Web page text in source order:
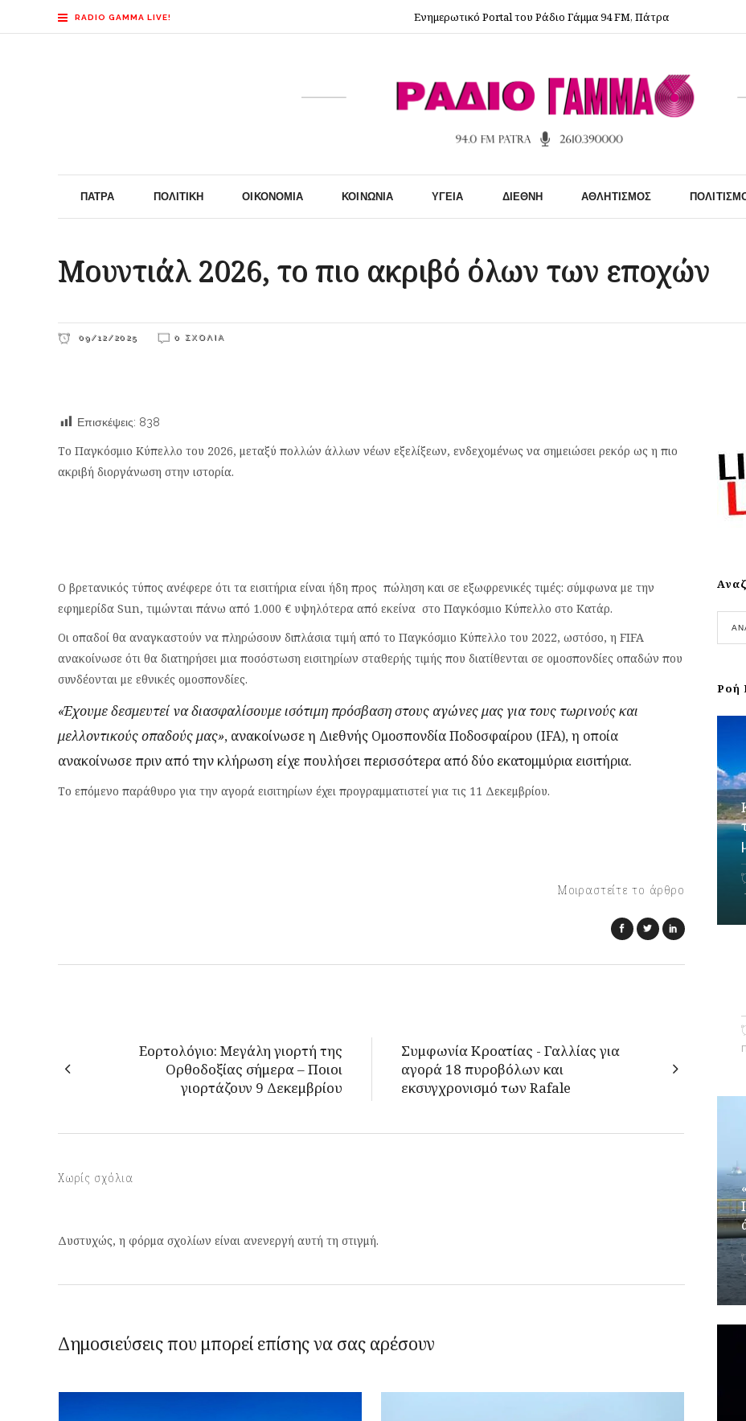
RADIO GAMMA LIVE! Ενημερωτικό Portal του Ράδιο Γάμμα 94 FM, Πάτρα
ΠΆΤΡΑ ΠΟΛΙΤΙΚΉ ΟΙΚΟΝΟΜΊΑ ΚΟΙΝΩΝΊΑ ΥΓΕΊΑ ΔΙΕΘΝΉ ΑΘΛΗΤΙΣΜΌΣ
Μουντιάλ 2026, το πιο ακριβό όλων των εποχών
09/12/2025 0 ΣΧΌΛΙΑ
Επισκέψεις: 838
Το Παγκόσμιο Κύπελλο του 2026, μεταξύ πολλών άλλων νέων εξελίξεων, ενδεχομένως να σημειώσει ρεκόρ ως η πιο
ακριβή διοργάνωση στην ιστορία.
Ο βρετανικός τύπος ανέφερε ότι τα εισιτήρια είναι ήδη προς πώληση και σε εξωφρενικές τιμές: σύμφωνα με την
εφημερίδα Sun, τιμώνται πάνω από 1.000 € υψηλότερα από εκείνα στο Παγκόσμιο Κύπελλο στο Κατάρ.
Οι οπαδοί θα αναγκαστούν να πληρώσουν διπλάσια τιμή από το Παγκόσμιο Κύπελλο του 2022, ωστόσο, η FIFA
ανακοίνωσε ότι θα διατηρήσει μια ποσόστωση εισιτηρίων σταθερής τιμής που διατίθενται σε ομοσπονδίες οπαδών που
συνδέονται με εθνικές ομοσπονδίες.
«Έχουμε δεσμευτεί να διασφαλίσουμε ισότιμη πρόσβαση στους αγώνες μας για τους τωρινούς και
μελλοντικούς οπαδούς μας», ανακοίνωσε η Διεθνής Ομοσπονδία Ποδοσφαίρου (IFA), η οποία
ανακοίνωσε πριν από την κλήρωση είχε πουλήσει περισσότερα από δύο εκατομμύρια εισιτήρια.
Το επόμενο παράθυρο για την αγορά εισιτηρίων έχει προγραμματιστεί για τις 11 Δεκεμβρίου.
Μοιραστείτε το άρθρο
Εορτολόγιο: Μεγάλη γιορτή της
Ορθοδοξίας σήμερα – Ποιοι
γιορτάζουν 9 Δεκεμβρίου
Συμφωνία Κροατίας - Γαλλίας για
αγορά 18 πυροβόλων και
εκσυγχρονισμό των Rafale
Χωρίς σχόλια
Δυστυχώς, η φόρμα σχολίων είναι ανενεργή αυτή τη στιγμή.
Δημοσιεύσεις που μπορεί επίσης να σας αρέσουν
Ροή